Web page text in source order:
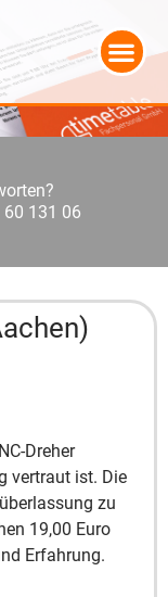
131 06
Dreher
vertraut ist. Die
zu
19,00 Euro
Erfahrung.